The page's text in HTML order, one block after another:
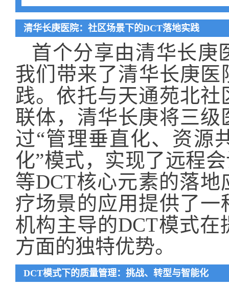
清华长庚医院：社区场景下的DCT落地实践
首个分享由清华长庚
我们带来了清华长庚
践。依托与天通苑北
联体，清华长庚将三
过“管理垂直化、资源
化”模式，实现了远程
等DCT核心元素的落
疗场景的应用提供了
机构主导的DCT模式
方面的独特优势。
DCT模式下的质量管理：挑战、转型与智能化